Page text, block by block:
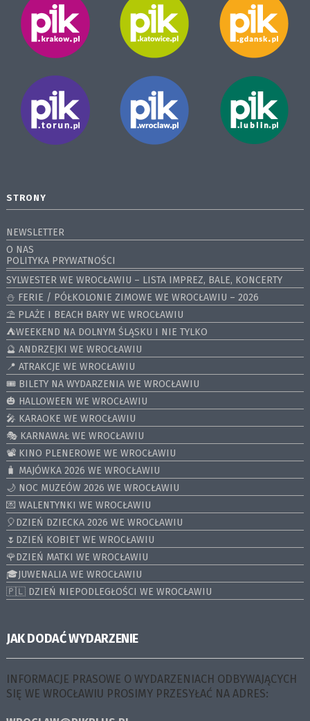
STRONY
NEWSLETTER
O NAS
POLITYKA PRYWATNOŚCI
SYLWESTER WE WROCŁAWIU – LISTA IMPREZ, BALE, KONCERTY
⛄️ FERIE / PÓŁKOLONIE ZIMOWE WE WROCŁAWIU – 2026
⛱️ PLAŻE I BEACH BARY WE WROCŁAWIU
⛺️WEEKEND NA DOLNYM ŚLĄSKU I NIE TYLKO
🔮 ANDRZEJKI WE WROCŁAWIU
📍 ATRAKCJE WE WROCŁAWIU
🎟️ BILETY NA WYDARZENIA WE WROCŁAWIU
🎃 HALLOWEEN WE WROCŁAWIU
🎤 KARAOKE WE WROCŁAWIU
🎭 KARNAWAŁ WE WROCŁAWIU
📽️ KINO PLENEROWE WE WROCŁAWIU
🧳 MAJÓWKA 2026 WE WROCŁAWIU
🌙 NOC MUZEÓW 2026 WE WROCŁAWIU
💌 WALENTYNKI WE WROCŁAWIU
🎈DZIEŃ DZIECKA 2026 WE WROCŁAWIU
🌷DZIEŃ KOBIET WE WROCŁAWIU
🌹DZIEŃ MATKI WE WROCŁAWIU
🎓JUWENALIA WE WROCŁAWIU
🇵🇱 DZIEŃ NIEPODLEGŁOŚCI WE WROCŁAWIU
JAK DODAĆ WYDARZENIE
INFORMACJE PRASOWE O WYDARZENIACH ODBYWAJĄCYCH
SIĘ WE WROCŁAWIU PROSIMY PRZESYŁAĆ NA ADRES: